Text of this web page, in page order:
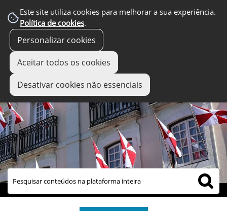
Este site utiliza cookies para melhorar a sua experiência.
Política de cookies.
Personalizar cookies
Aceitar todos os cookies
Desativar cookies não essenciais
links úteis